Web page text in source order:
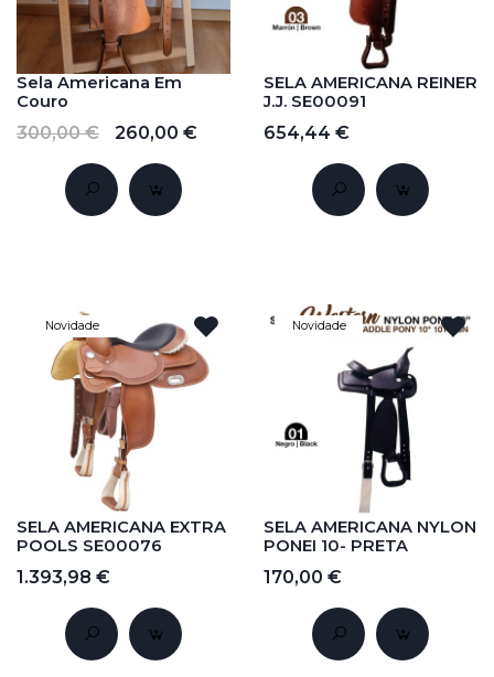
Sela Americana Em
Couro
300,00 € 260,00 €
SELA AMERICANA REINER
J.J. SE00091
654,44 €
Novidade
SELA AMERICANA EXTRA
POOLS SE00076
1.393,98 €
Novidade
SELA AMERICANA NYLON
PONEI 10- PRETA
170,00 €